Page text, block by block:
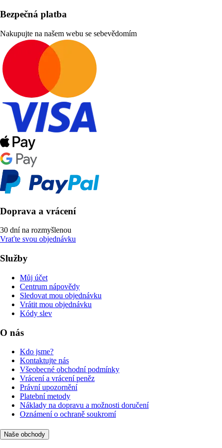
Bezpečná platba
Nakupujte na našem webu se sebevědomím
Doprava a vrácení
30 dní na rozmyšlenou
Vraťte svou objednávku
Služby
Můj účet
Centrum nápovědy
Sledovat mou objednávku
Vrátit mou objednávku
Kódy slev
O nás
Kdo jsme?
Kontaktujte nás
Všeobecné obchodní podmínky
Vrácení a vrácení peněz
Právní upozornění
Platební metody
Náklady na dopravu a možnosti doručení
Oznámení o ochraně soukromí
Naše obchody